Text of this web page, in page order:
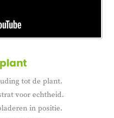
tot de plant.
voor echtheid.
in positie.